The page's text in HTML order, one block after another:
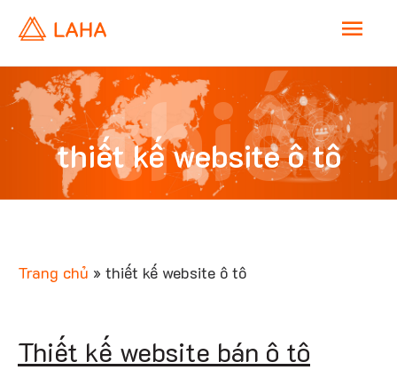
M
a
i
n
thiết
thiết kế website ô tô
Trang chủ » thiết kế website ô tô
Thiết kế website bán ô tô